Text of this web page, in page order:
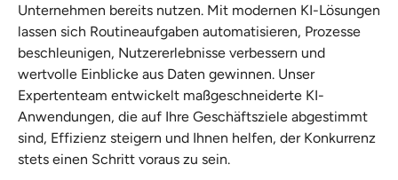
Unternehmen bereits nutzen. Mit modernen KI-Lösungen
lassen sich Routineaufgaben automatisieren, Prozesse
beschleunigen, Nutzererlebnisse verbessern und
wertvolle Einblicke aus Daten gewinnen. Unser
Expertenteam entwickelt maßgeschneiderte KI-
Anwendungen, die auf Ihre Geschäftsziele abgestimmt
sind, Effizienz steigern und Ihnen helfen, der Konkurrenz
stets einen Schritt voraus zu sein.